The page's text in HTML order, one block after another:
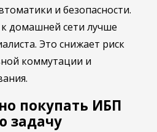
и безопасности.
домашней сети лучше
Это снижает риск
коммутации и
покупать ИБП
задачу